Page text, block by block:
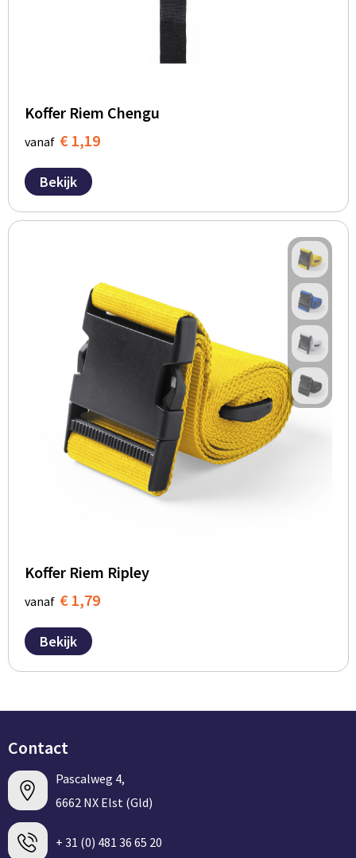
Koffer Riem Chengu
vanaf € 1,19
Bekijk
Koffer Riem Ripley
vanaf € 1,79
Bekijk
Contact
Pascalweg 4,
6662 NX Elst (Gld)
+ 31 (0) 481 36 65 20